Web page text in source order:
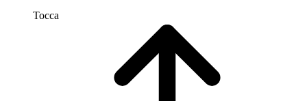
Tocca